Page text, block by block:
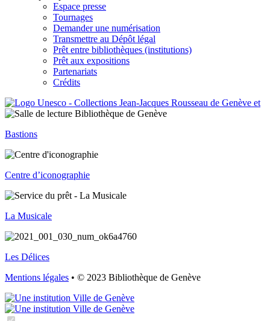
Espace presse
Tournages
Demander une numérisation
Transmettre au Dépôt légal
Prêt entre bibliothèques (institutions)
Prêt aux expositions
Partenariats
Crédits
Bastions
Centre d’iconographie
La Musicale
Les Délices
Mentions légales • © 2023 Bibliothèque de Genève